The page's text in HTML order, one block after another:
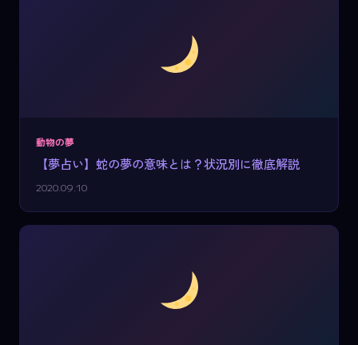
動物の夢
【夢占い】蛇の夢の意味とは？状況別に徹底解説
2020.09.10